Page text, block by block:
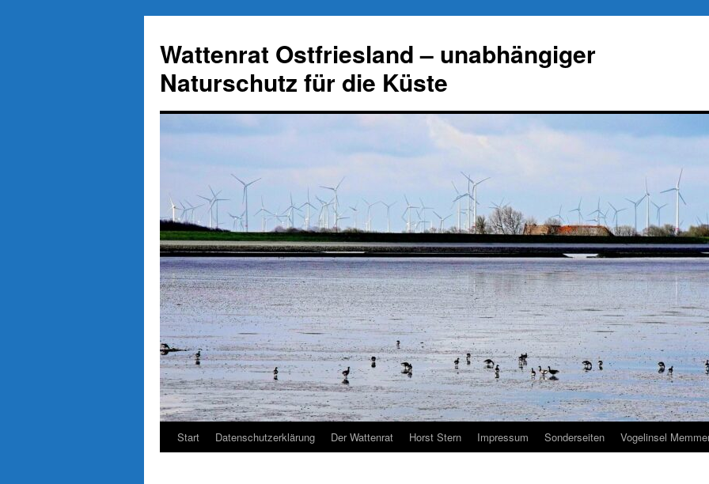
springen
Wattenrat Ostfriesland – unabhängiger
Naturschutz für die Küste
Start Datenschutzerklärung Der Wattenrat Horst Stern Impressum Sonderseiten Vogelinsel